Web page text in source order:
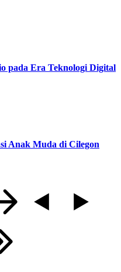
pada Era Teknologi Digital
Anak Muda di Cilegon